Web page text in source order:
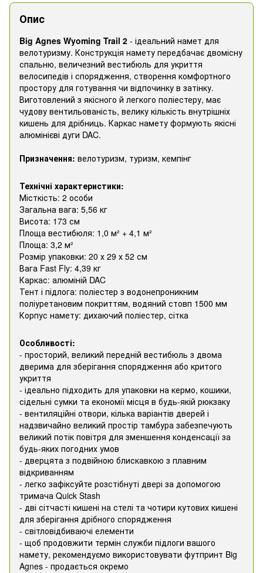
Опис
Big Agnes Wyoming Trail 2 - ідеальний намет для
велотуризму. Конструкція намету передбачає двомісну
спальню, величезний вестибюль для укриття
велосипедів і спорядження, створення комфортного
простору для готування чи відпочинку в затінку.
Виготовлений з якісного й легкого поліестеру, має
чудову вентильованість, велику кількість внутрішніх
кишень для дрібниць. Каркас намету формують якісні
алюмінієві дуги DAC.
Призначення: велотуризм, туризм, кемпінг
Технічні характеристики:
Місткість: 2 особи
Загальна вага: 5,56 кг
Висота: 173 см
Площа вестибюля: 1,0 м² + 4,1 м²
Площа: 3,2 м²
Розмір упаковки: 20 х 29 х 52 см
Вага Fast Fly: 4,39 кг
Каркас: алюміній DAC
Тент і підлога: поліестер з водонепроникним
поліуретановим покриттям, водяний стовп 1500 мм
Корпус намету: дихаючий поліестер, сітка
Особливості:
- просторий, великий передній вестибюль з двома
дверима для зберігання спорядження або критого
укриття
- ідеально підходить для упаковки на кермо, кошики,
сідельні сумки та економії місця в будь-якій рюкзаку
- вентиляційні отвори, кілька варіантів дверей і
надзвичайно великий простір тамбура забезпечують
великий потік повітря для зменшення конденсації за
будь-яких погодних умов
- дверцята з подвійною блискавкою з плавним
відкриванням
- легко зафіксуйте розстібнуті двері за допомогою
тримача Quick Stash
- дві сітчасті кишені на стелі та чотири кутових кишені
для зберігання дрібного спорядження
- світловідбиваючі елементи
- щоб продовжити термін служби підлоги вашого
намету, рекомендуємо використовувати футпринт Big
Agnes - продається окремо